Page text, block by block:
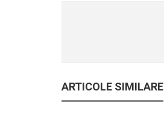
ARTICOLE SIMILARE